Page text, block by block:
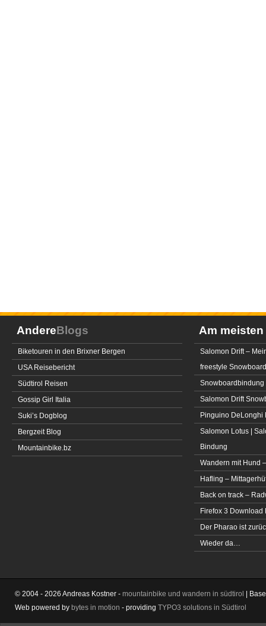
AndereBlogs
Biketouren in den Brixner Bergen
USA Reisebericht
Südtirol Reisen
Gossip Girl Italia
Suki’s Dogblog
Bergzeit Blog
Mountainbike.bz
Am meisten
Salomon Drift –
freestyle Snowboard
Snowboardbindung
Salomon Drift
Pinguino DeLonghi
Salomon Lotus |
Bindung
Wandern mit Hund
Hafling –
Back on track –
Firefox 3 Download
Der Pharao ist
Wieder da…
© 2004 - 2026 Andreas Kostner - mountainbike und wandern in südtirol |
Web powered by bytes in motion - providing TYPO3 solutions in Südtirol